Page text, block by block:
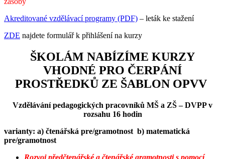
Akreditované vzdělávací programy (PDF) – leták ke stažení
ZDE najdete formulář k přihlášení na kurzy
ŠKOLÁM NABÍZÍME KURZY
VHODNÉ PRO ČERPÁNÍ
PROSTŘEDKŮ ZE ŠABLON OPVV
Vzdělávání pedagogických pracovníků MŠ a ZŠ – DVPP v
rozsahu 16 hodin
varianty: a) čtenářská pre/gramotnost b) matematická
pre/gramotnost
Rozvoj předčtenářské a čtenářské gramotnosti s pomocí